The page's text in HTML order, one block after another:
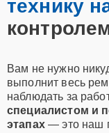
технику
Вам не нужно
выполнит весь
наблюдать за
специалистом и
этапах— это наш